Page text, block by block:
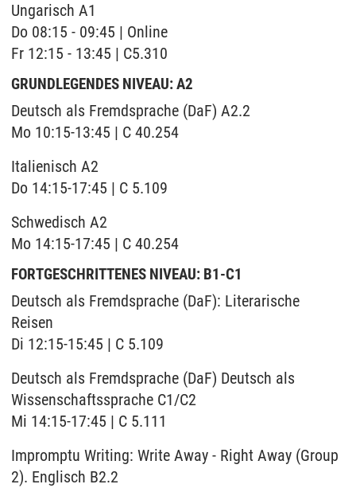
Ungarisch A1
Do 08:15 - 09:45 | Online
Fr 12:15 - 13:45 | C5.310
GRUNDLEGENDES NIVEAU: A2
Deutsch als Fremdsprache (DaF) A2.2
Mo 10:15-13:45 | C 40.254
Italienisch A2
Do 14:15-17:45 | C 5.109
Schwedisch A2
Mo 14:15-17:45 | C 40.254
FORTGESCHRITTENES NIVEAU: B1-C1
Deutsch als Fremdsprache (DaF): Literarische
Reisen
Di 12:15-15:45 | C 5.109
Deutsch als Fremdsprache (DaF) Deutsch als
Wissenschaftssprache C1/C2
Mi 14:15-17:45 | C 5.111
Impromptu Writing: Write Away - Right Away (Group
2). Englisch B2.2